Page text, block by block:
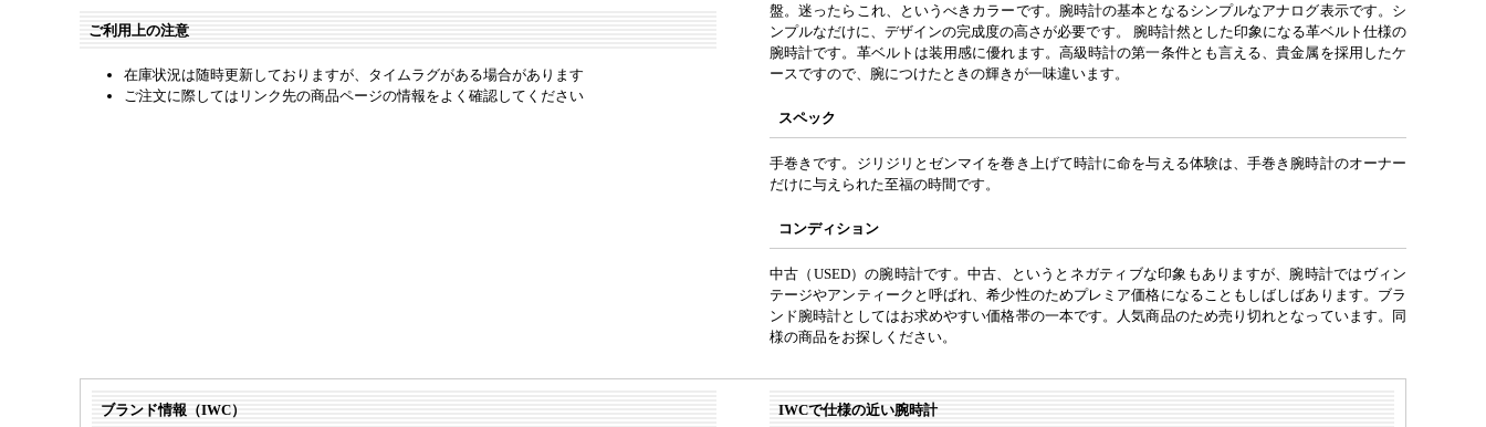
盤。迷ったらこれ、というべきカラーです。腕時計の基本となるシンプルなアナログ表示です。シ
ンプルなだけに、デザインの完成度の高さが必要です。 腕時計然とした印象になる革ベルト仕様の
腕時計です。革ベルトは装用感に優れます。高級時計の第一条件とも言える、貴金属を採用したケ
ースですので、腕につけたときの輝きが一味違います。
スペック
手巻きです。ジリジリとゼンマイを巻き上げて時計に命を与える体験は、手巻き腕時計のオーナー
だけに与えられた至福の時間です。
コンディション
中古（USED）の腕時計です。中古、というとネガティブな印象もありますが、腕時計ではヴィン
テージやアンティークと呼ばれ、希少性のためプレミア価格になることもしばしばあります。ブラ
ンド腕時計としてはお求めやすい価格帯の一本です。人気商品のため売り切れとなっています。同
様の商品をお探しください。
ご利用上の注意
在庫状況は随時更新しておりますが、タイムラグがある場合があります
ご注文に際してはリンク先の商品ページの情報をよく確認してください
ブランド情報（IWC） IWCで仕様の近い腕時計